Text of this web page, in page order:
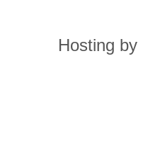
Hosting by